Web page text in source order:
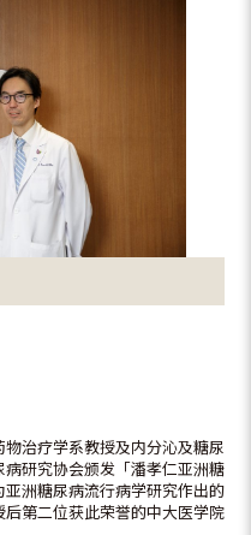
治疗学系教授及内分沁及糖尿
病研究协会颁发「潘孝仁亚洲糖
洲糖尿病流行病学研究作出的
第二位获此荣誉的中大医学院